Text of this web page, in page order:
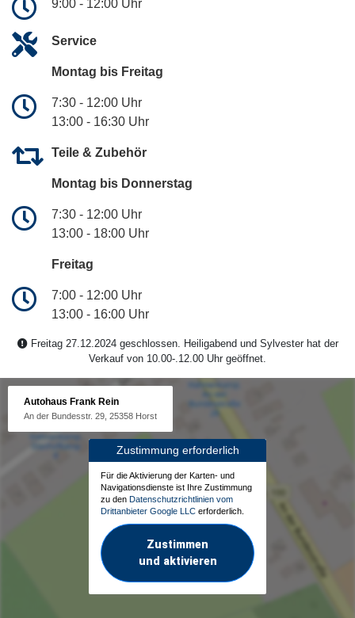
9:00 - 12:00 Uhr
Service
Montag bis Freitag
7:30 - 12:00 Uhr
13:00 - 16:30 Uhr
Teile & Zubehör
Montag bis Donnerstag
7:30 - 12:00 Uhr
13:00 - 18:00 Uhr
Freitag
7:00 - 12:00 Uhr
13:00 - 16:00 Uhr
Freitag 27.12.2024 geschlossen. Heiligabend und Sylvester hat der
Verkauf von 10.00-.12.00 Uhr geöffnet.
Autohaus Frank Rein
An der Bundesstr. 29, 25358 Horst
Zustimmung erforderlich
Für die Aktivierung der Karten- und
Navigationsdienste ist Ihre Zustimmung
zu den Datenschutzrichtlinien vom
Drittanbieter Google LLC erforderlich.
Zustimmen
und aktivieren